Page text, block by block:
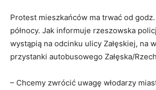
Protest mieszkańców ma trwać od
północy. Jak informuje rzeszowska
wystąpią na odcinku ulicy Załęskiej, na
przystanki autobusowego Załęska/
– Chcemy zwrócić uwagę włodarzy